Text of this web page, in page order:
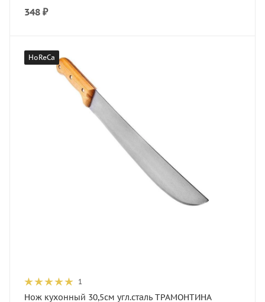
348 ₽
HoReCa
1
Нож кухонный 30,5см угл.сталь ТРАМОНТИНА